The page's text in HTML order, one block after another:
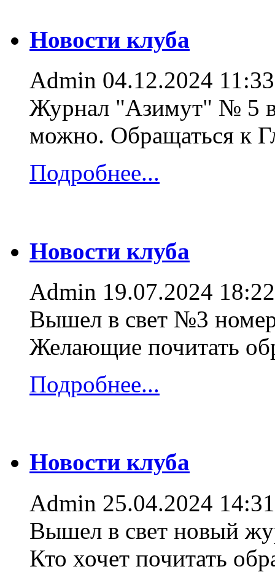
Новости клуба
Admin 04.12.2024 11:33
Журнал "Азимут" № 5
можно. Обращаться к
Подробнее...
Новости клуба
Admin 19.07.2024 18:22
Вышел в свет №3
Желающие почитать
Подробнее...
Новости клуба
Admin 25.04.2024 14:31
Вышел в свет новый
Кто хочет почитать